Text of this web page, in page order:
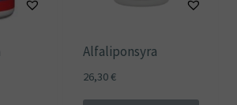
Alfaliponsyra
26,30€